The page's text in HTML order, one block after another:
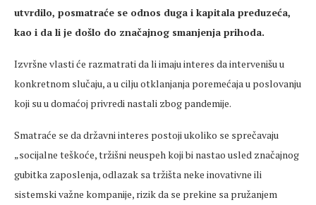
utvrdilo, posmatraće se odnos duga i kapitala preduzeća,
kao i da li je došlo do značajnog smanjenja prihoda.
Izvršne vlasti će razmatrati da li imaju interes da intervenišu u
konkretnom slučaju, a u cilju otklanjanja poremećaja u poslovanju
koji su u domaćoj privredi nastali zbog pandemije.
Smatraće se da državni interes postoji ukoliko se sprečavaju
„socijalne teškoće, tržišni neuspeh koji bi nastao usled značajnog
gubitka zaposlenja, odlazak sa tržišta neke inovativne ili
sistemski važne kompanije, rizik da se prekine sa pružanjem